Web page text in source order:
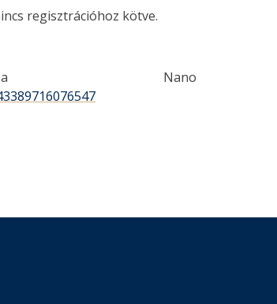
regisztrációhoz kötve.
a Nano